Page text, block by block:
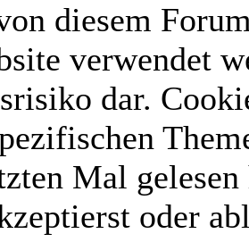
diesem
verwendet
dar.
Mal
oder